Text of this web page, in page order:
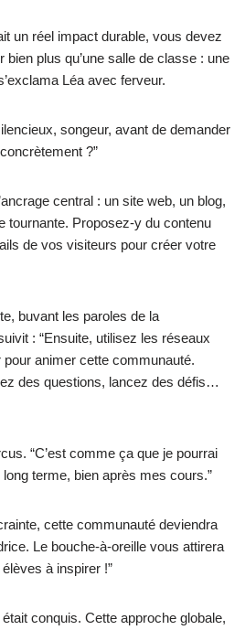
un réel impact durable, vous devez
plus qu’une salle de classe : une
Léa avec ferveur.
songeur, avant de demander
?”
central : un site web, un blog,
tournante. Proposez-y du contenu
de vos visiteurs pour créer votre
buvant les paroles de la
: “Ensuite, utilisez les réseaux
animer cette communauté.
des questions, lancez des défis…
“C’est comme ça que je pourrai
terme, bien après mes cours.”
cette communauté deviendra
Le bouche-à-oreille vous attirera
à inspirer !”
conquis. Cette approche globale,